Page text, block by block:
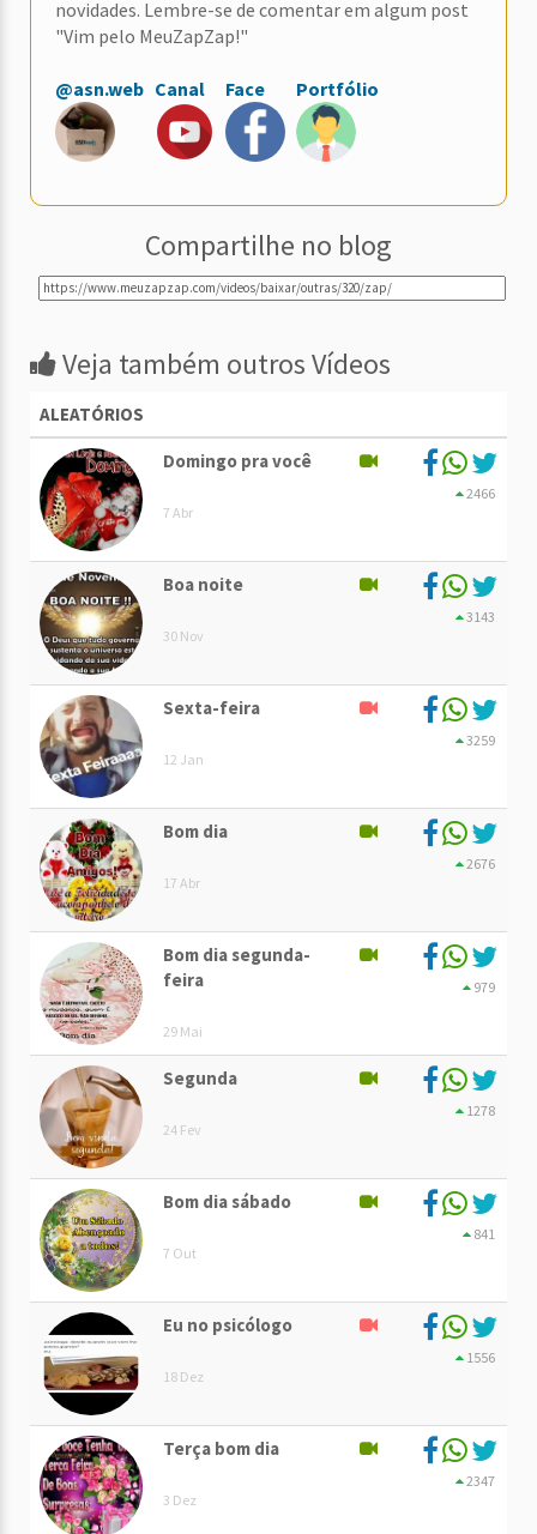
novidades. Lembre-se de comentar em algum post
"Vim pelo MeuZapZap!"
@asn.web Canal Face Portfólio
Compartilhe no blog
Veja também outros Vídeos
ALEATÓRIOS
Domingo pra você
7 Abr
2466
Boa noite
30 Nov
3143
Sexta-feira
12 Jan
3259
Bom dia
17 Abr
2676
Bom dia segunda-
feira
29 Mai
979
Segunda
24 Fev
1278
Bom dia sábado
7 Out
841
Eu no psicólogo
18 Dez
1556
Terça bom dia
3 Dez
2347